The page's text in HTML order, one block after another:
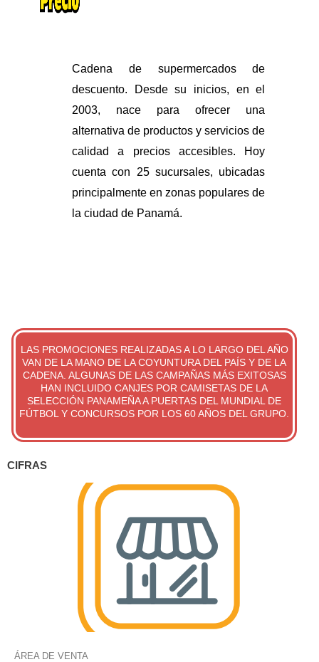
Cadena de supermercados de
descuento. Desde su inicios, en el
2003, nace para ofrecer una
alternativa de productos y servicios de
calidad a precios accesibles. Hoy
cuenta con 25 sucursales, ubicadas
principalmente en zonas populares de
la ciudad de Panamá.
LAS PROMOCIONES REALIZADAS A LO LARGO DEL AÑO
VAN DE LA MANO DE LA COYUNTURA DEL PAÍS Y DE LA
CADENA. ALGUNAS DE LAS CAMPAÑAS MÁS EXITOSAS
HAN INCLUIDO CANJES POR CAMISETAS DE LA
SELECCIÓN PANAMEÑA A PUERTAS DEL MUNDIAL DE
FÚTBOL Y CONCURSOS POR LOS 60 AÑOS DEL GRUPO.
CIFRAS
ÁREA DE VENTA